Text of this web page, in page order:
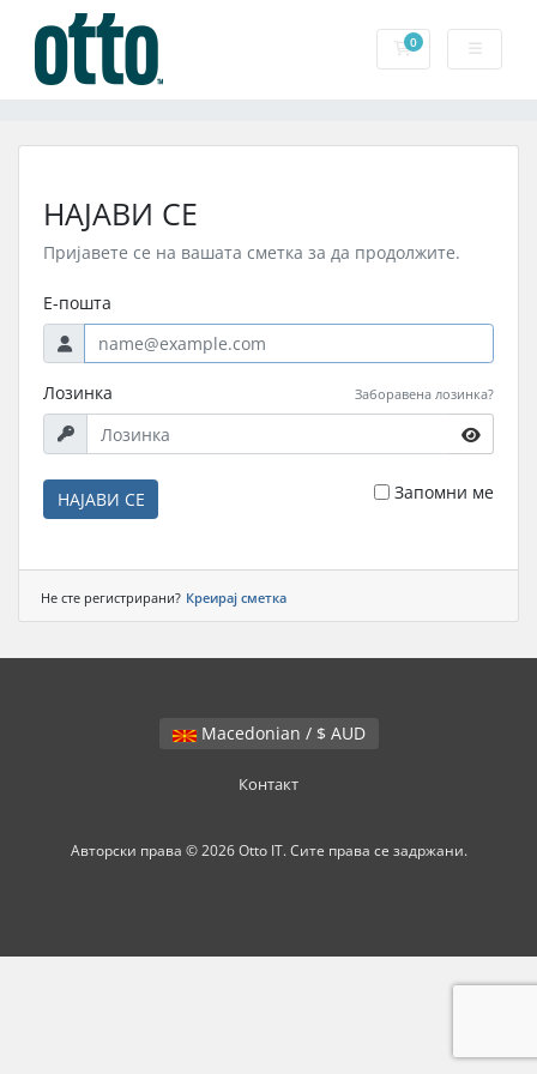
0Потрошувачка
НАЈАВИ СЕ
Пријавете се на вашата сметка за да продолжите.
Е-пошта
Лозинка Заборавена лозинка?
НАЈАВИ СЕ Запомни ме
Не сте регистрирани? Креирај сметка
Macedonian / $ AUD
Контакт
Авторски права © 2026 Otto IT. Сите права се задржани.